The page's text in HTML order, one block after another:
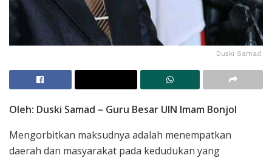
Duski Samad.
Oleh: Duski Samad – Guru Besar UIN Imam Bonjol
Mengorbitkan maksudnya adalah menempatkan
daerah dan masyarakat pada kedudukan yang